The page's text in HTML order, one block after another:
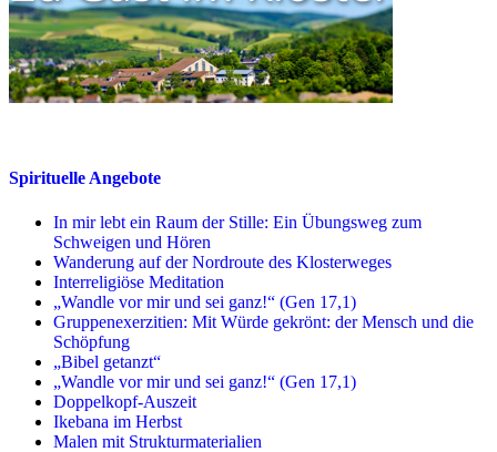
Spirituelle Angebote
In mir lebt ein Raum der Stille: Ein Übungsweg zum
Schweigen und Hören
Wanderung auf der Nordroute des Klosterweges
Interreligiöse Meditation
„Wandle vor mir und sei ganz!“ (Gen 17,1)
Gruppenexerzitien: Mit Würde gekrönt: der Mensch und die
Schöpfung
„Bibel getanzt“
„Wandle vor mir und sei ganz!“ (Gen 17,1)
Doppelkopf-Auszeit
Ikebana im Herbst
Malen mit Strukturmaterialien